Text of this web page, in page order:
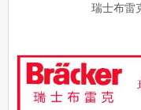
瑞士布雷